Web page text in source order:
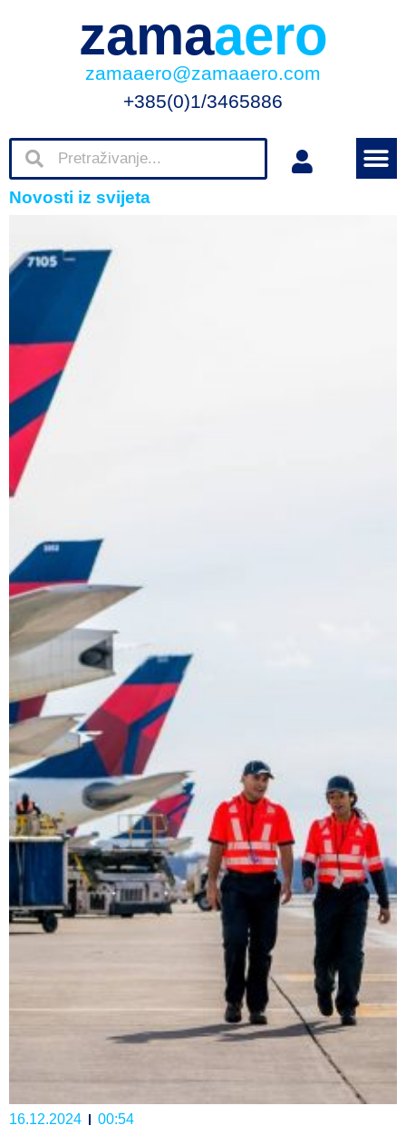
zamaaero
zamaaero@zamaaero.com
+385(0)1/3465886
Novosti iz svijeta
16.12.2024 00:54